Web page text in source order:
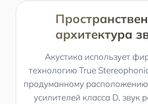
архитектура
Акустика использует
технологию True
продуманному
усилителей класса D, звук